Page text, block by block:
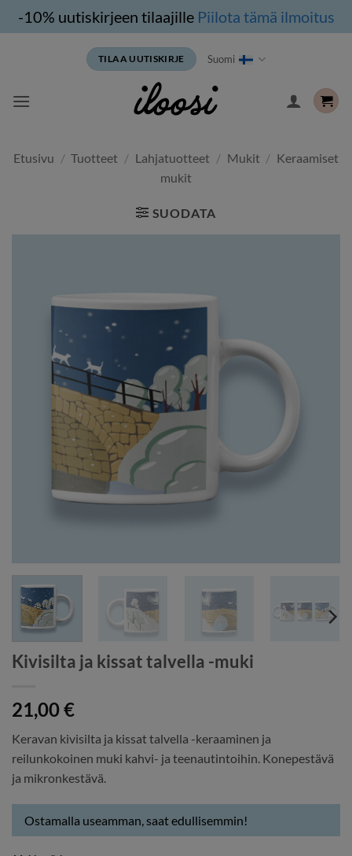
-10% uutiskirjeen tilaajille Piilota tämä ilmoitus
TILAA UUTISKIRJE Suomi
Etusivu / Tuotteet / Lahjatuotteet / Mukit / Keraamiset
mukit
SUODATA
Kivisilta ja kissat talvella -muki
21,00€
Keravan kivisilta ja kissat talvella -keraaminen ja
reilunkokoinen muki kahvi- ja teenautintoihin. Konepestävä
ja mikronkestävä.
Ostamalla useamman, saat edullisemmin!